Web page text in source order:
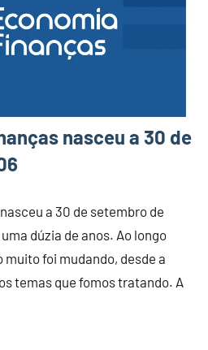
nasceu a 30 de
a 30 de setembro de
dúzia de anos. Ao longo
foi mudando, desde a
temas que fomos tratando. A